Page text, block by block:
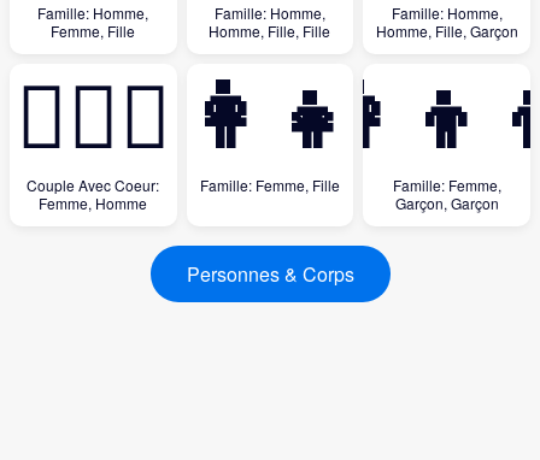
Famille: Homme,
Femme, Fille
Famille: Homme,
Homme, Fille, Fille
Famille: Homme,
Homme, Fille, Garçon
👩‍❤️‍👨
Couple Avec Coeur:
Femme, Homme
👩‍👧
Famille: Femme, Fille
Famille: Femme,
Garçon, Garçon
Personnes & Corps